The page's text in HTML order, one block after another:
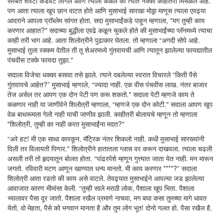
पण आता त्याला खूप छान वाटत होते आणि मुसाभाई सारखा मोठ्ठा माणूस त्याला एवढ्या
आदराने आपला प्रॉब्लेम सांगत होता. सदा मुसाभाईंकडे पाहून म्हणाला, "मग तुम्ही काय
करणार आहात?" सदाच्या बुद्धीला एवढे कळून चुकले होते की मुसाभाईंच्या प्लॅनमध्ये त्याचा
काही तरी भाग आहे. आता शिलोत्रीने पुढाकार घेतला. तो म्हणाला “अगदी सोपे आहे.
मुसाभाई तुला रक्कम देतील ती तू शेअरमध्ये गुंतवायची आणि त्यातून झालेल्या फायद्यातील
पंचवीस टक्के फायदा तुझा."
सदाला विजेचा धक्का बसावा तसे झाले. त्याने दबलेल्या स्वरात विचारले “किती पैसे
गुंतवायचे आहेत?” मुसाभाई म्हणाले, “ज्यादा नाही. एक वीस पंचवीस लाख. नंतर बाजार
तेज असेल तर आपण एक दोन पेटी पण करू शकतो." सदाला पेटी म्हणजे काय ते
कळणार नाही या जाणीवेने शिलोत्री म्हणाला, “म्हणजे एक दोन कोटी." सदाला आपण खूप
वेळ बाथरूमला गेलो नाही याची जाणीव झाली. काहीतरी बोलायचे म्हणून तो म्हणाला
"शिलोत्री, तुम्ही का नाही करत मुसाभाईंना मदत?"
“अरे हट! मी एक साधा कारकून. मॅट्रिक नंतर शिकलो नाही. कधी मुसाभाई सारख्यांनी
दिली तर विलायती पिणार." शिलोत्रीने हातातला ग्लास वर करून दाखवला. त्याला चढली
असली तरी तो हृदयातून बोलत होता. “पांढरपेशे म्हणून गुत्त्यात जाता येत नाही. मन मारून
जगतो. रविवारी मटण आणून खाण्यात धन्य मानतो. मी काय करणार ****?” सदाला
शिलोत्री आता रडतो की काय असे वाटले. तेवढ्यात मुसाभाईने आपल्या जड झालेल्या
आवाजात कारण मीमांसा केली. “तुम्ही साले मराठी लोक, पैशाला खूप भिता. पैशाला
भ्यालावर पैसा दूर जातो. पैशाला रखैल प्रमाणे नाचवा, मग बघा कसा तुमच्या मागे धावत
येतो. वो मेहता, पैसे को भगवान मानता है और तुम लोग भूत! दोनो गलत हो. पैसा रखैल है.